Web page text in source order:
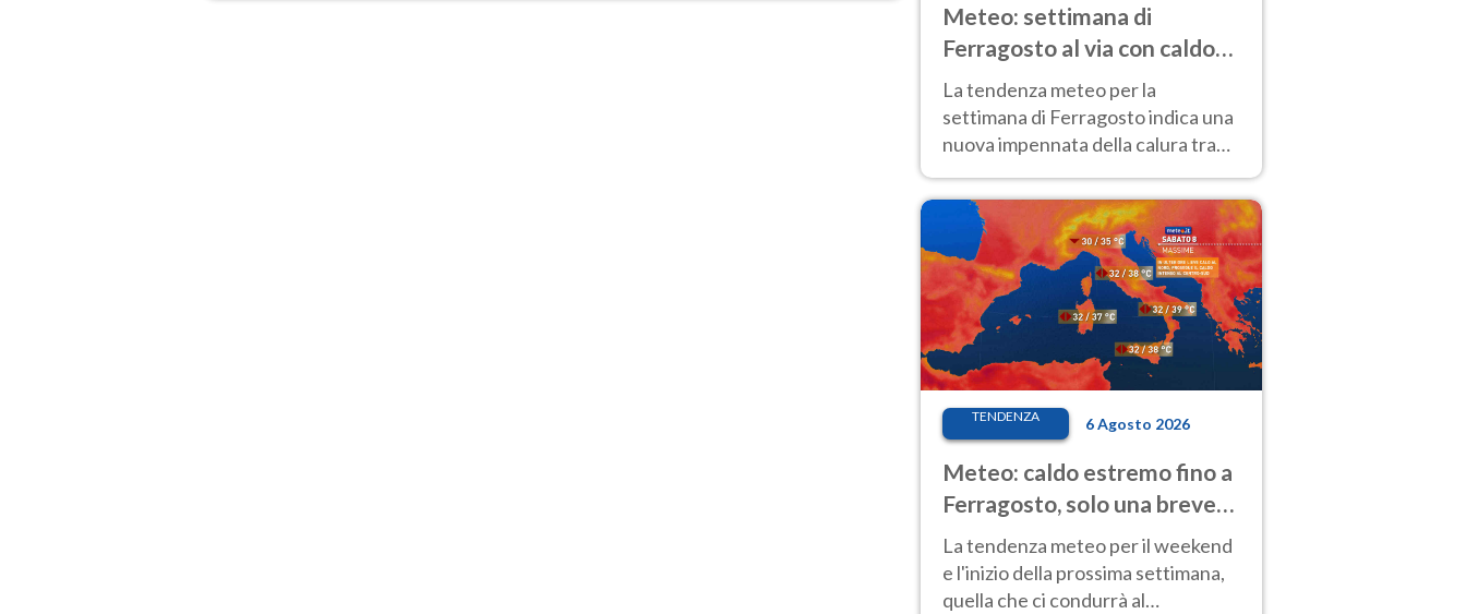
Meteo: settimana di
Ferragosto al via con caldo
intenso e qualche temporale
La tendenza meteo per la
settimana di Ferragosto indica una
nuova impennata della calura tra
anche al Nord.
TENDENZA 6 Agosto 2026
Meteo: caldo estremo fino a
Ferragosto, solo una breve
pausa. Ecco dove
La tendenza meteo per il weekend
e l'inizio della prossima settimana,
quella che ci condurrà al